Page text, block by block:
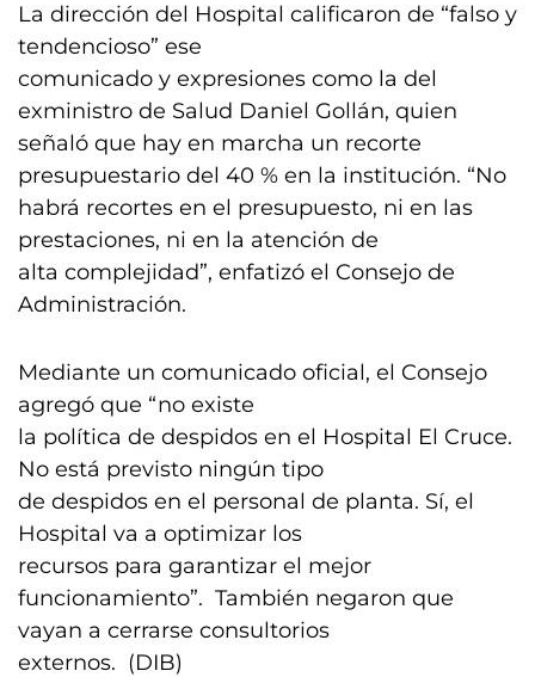
La dirección del Hospital calificaron de “falso y
tendencioso” ese
comunicado y expresiones como la del
exministro de Salud Daniel Gollán, quien
señaló que hay en marcha un recorte
presupuestario del 40 % en la institución. “No
habrá recortes en el presupuesto, ni en las
prestaciones, ni en la atención de
alta complejidad”, enfatizó el Consejo de
Administración.
Mediante un comunicado oficial, el Consejo
agregó que “no existe
la política de despidos en el Hospital El Cruce.
No está previsto ningún tipo
de despidos en el personal de planta. Sí, el
Hospital va a optimizar los
recursos para garantizar el mejor
funcionamiento”. También negaron que
vayan a cerrarse consultorios
externos. (DIB)